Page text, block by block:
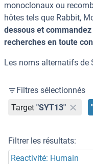
monoclonaux ou
hôtes tels que Rabbit,
dessous et
recherches en toute
Les noms alternatifs de
Filtres sélectionnés
Target "SYT13"
Filtrer les résultats:
Reactivité: Humain